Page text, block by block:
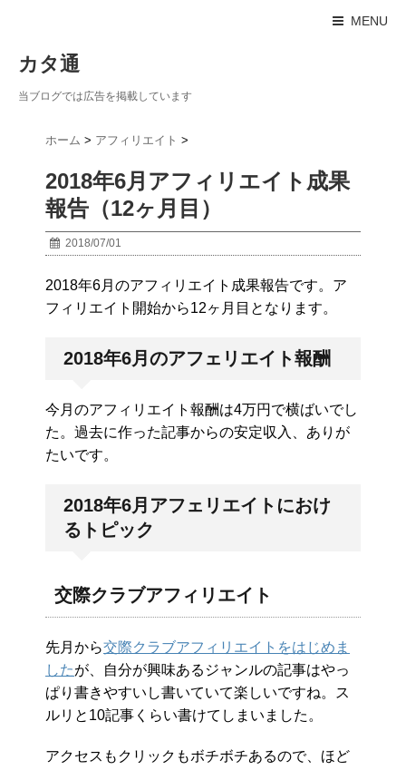
MENU
カタ通
当ブログでは広告を掲載しています
ホーム > アフィリエイト >
2018年6月アフィリエイト成果
報告（12ヶ月目）
2018/07/01
2018年6月のアフィリエイト成果報告です。ア
フィリエイト開始から12ヶ月目となります。
2018年6月のアフェリエイト報酬
今月のアフィリエイト報酬は4万円で横ばいでし
た。過去に作った記事からの安定収入、ありが
たいです。
2018年6月アフェリエイトにおけ
るトピック
交際クラブアフィリエイト
先月から交際クラブアフィリエイトをはじめま
したが、自分が興味あるジャンルの記事はやっ
ぱり書きやすいし書いていて楽しいですね。ス
ルリと10記事くらい書けてしまいました。
アクセスもクリックもボチボチあるので、ほど